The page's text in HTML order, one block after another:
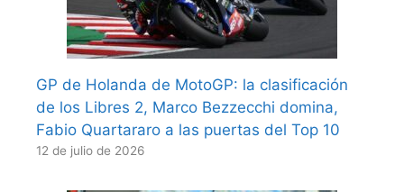
GP de Holanda de MotoGP: la clasificación
de los Libres 2, Marco Bezzecchi domina,
Fabio Quartararo a las puertas del Top 10
12 de julio de 2026